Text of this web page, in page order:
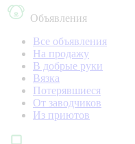
Объявления
Все объявления
На продажу
В добрые руки
Вязка
Потерявшиеся
От заводчиков
Из приютов